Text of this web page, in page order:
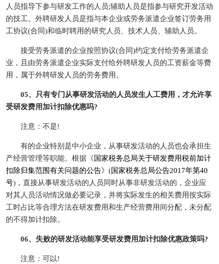
人员指导下参与研发工作的人员;辅助人员是指参与研究开发活动
的技工。外聘研发人员是指与本企业或劳务派遣企业签订劳务用
工协议(合同)和临时聘用的研究人员、技术人员、辅助人员。
接受劳务派遣的企业按照协议(合同)约定支付给劳务派遣企
业，且由劳务派遣企业实际支付给外聘研发人员的工资薪金等费
用，属于外聘研发人员的劳务费用。
05、只有专门从事研发活动的人员发生人工费用，才允许享
受研发费用加计扣除优惠吗?
注意：不是!
有的企业特别是中小企业，从事研发活动的人员也会承担生
产经营管理等职能。根据《国家税务总局关于研发费用税前加计
扣除归集范围有关问题的公告》(国家税务总局公告2017年第40
号)，直接从事研发活动的人员同时从事非研发活动的，企业应
对其人员活动情况做必要记录，并将实际发生的相关费用按实际
工时占比等合理方法在研发费用和生产经营费用间分配，未分配
的不得加计扣除。
06、失败的研发活动能享受研发费用加计扣除优惠政策吗?
注意：可以!